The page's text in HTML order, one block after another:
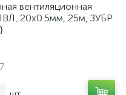
вентиляционная
20х0.5мм, 25м, ЗУБР